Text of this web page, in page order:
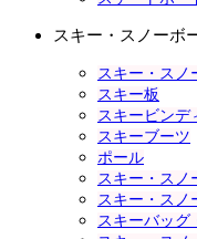
スキー・スノーボ
スキー・スノ
スキー板
スキービンデ
スキーブーツ
ポール
スキー・スノ
スキー・スノ
スキーバッグ